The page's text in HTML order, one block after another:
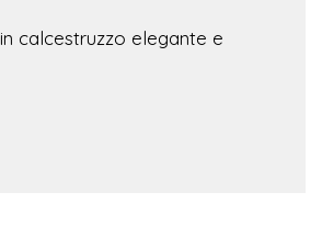
calcestruzzo elegante e